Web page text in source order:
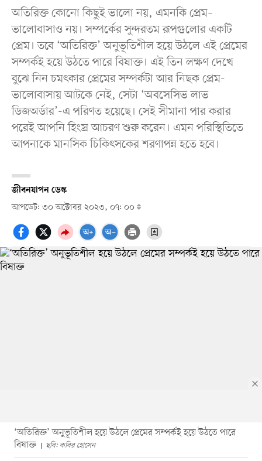
অতিরিক্ত কোনো কিছুই ভালো নয়, এমনকি প্রেম–
ভালোবাসাও নয়। সম্পর্কের সুন্দরতম রূপগুলোর একটি
প্রেম। তবে ‘অতিরিক্ত’ অনুভূতিশীল হয়ে উঠলে এই প্রেমের
সম্পর্কই হয়ে উঠতে পারে বিষাক্ত। এই তিন লক্ষণ দেখে
বুঝে নিন চমৎকার প্রেমের সম্পর্কটা আর নিছক প্রেম-
ভালোবাসায় আটকে নেই, সেটা ‘অবসেসিভ লাভ
ডিজঅর্ডার’-এ পরিণত হয়েছে। সেই সীমানা পার করার
পরেই আপনি হিংস্র আচরণ শুরু করেন। এমন পরিস্থিতিতে
আপনাকে মানসিক চিকিৎসকের শরণাপন্ন হতে হবে।
জীবনযাপন ডেস্ক
আপডেট: ৩০ অক্টোবর ২০২৩, ০৭: ০০
‘অতিরিক্ত’ অনুভূতিশীল হয়ে উঠলে প্রেমের সম্পর্কই হয়ে উঠতে পারে
বিষাক্ত
ছবি: কবির হোসেন